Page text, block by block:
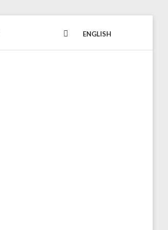
FACEBOOK
ENGLISH